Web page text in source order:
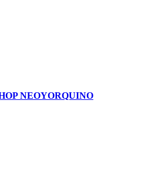
NEOYORQUINO